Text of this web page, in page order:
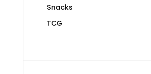
Snacks
TCG